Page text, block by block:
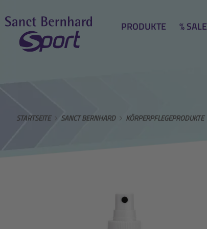
PRODUKTE % SALE
STARTSEITE SANCT BERNHARD KÖRPERPFLEGEPRODUKTE